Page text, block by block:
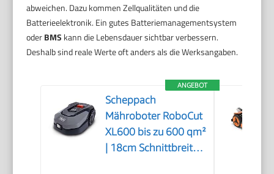
abweichen. Dazu kommen Zellqualitäten und die
Batterieelektronik. Ein gutes Batteriemanagementsystem
oderBMS kann die Lebensdauer sichtbar verbessern.
Deshalb sind reale Werte oft anders als die Werksangaben.
ANGEBOT
Scheppach
Mähroboter RoboCut
XL600 bis zu 600 qm²
| 18cm Schnittbreite |